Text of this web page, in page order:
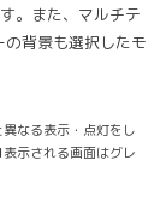
。また、マルチテ
背景も選択したモ
なる表示・点灯をし
示される画面はグレ